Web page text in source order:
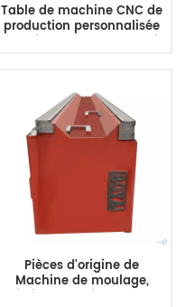
Table de machine CNC de
production personnalisée
Pièces d'origine de
Machine de moulage,
fraisage de lit de tour,